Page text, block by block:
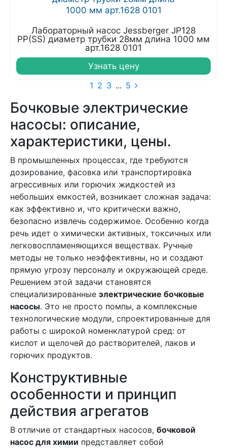
Лабораторный насос Jessberger JP128
PP(SS) диаметр трубки 28мм длина 1000 мм
арт.1628 0101
Узнать цену
1 2 3 ... 5
Бочковые электрические
насосы: описание,
характеристики, цены.
В промышленных процессах, где требуются
дозирование, фасовка или транспортировка
агрессивных или горючих жидкостей из
небольших емкостей, возникает сложная задача:
как эффективно и, что критически важно,
безопасно извлечь содержимое. Особенно когда
речь идет о химически активных, токсичных или
легковоспламеняющихся веществах. Ручные
методы не только неэффективны, но и создают
прямую угрозу персоналу и окружающей среде.
Решением этой задачи становятся
специализированные электрические бочковые
насосы. Это не просто помпы, а комплексные
технологические модули, спроектированные для
работы с широкой номенклатурой сред: от
кислот и щелочей до растворителей, лаков и
горючих продуктов.
Конструктивные
особенности и принцип
действия агрегатов
В отличие от стандартных насосов, бочковой
насос для химии представляет собой